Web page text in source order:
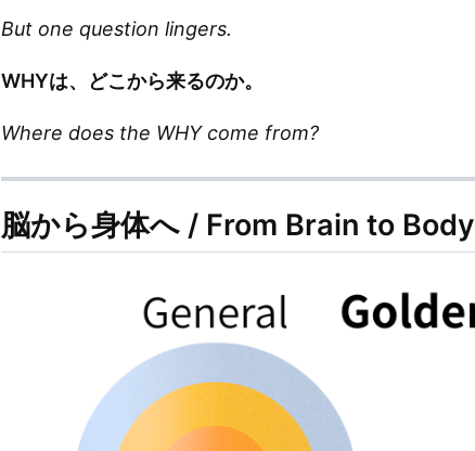
But one question lingers.
WHYは、どこから来るのか。
Where does the WHY come from?
脳から身体へ / From Brain to Body